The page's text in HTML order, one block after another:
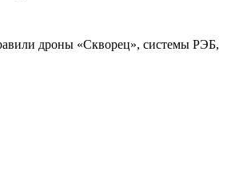
дроны «Скворец», системы РЭБ,